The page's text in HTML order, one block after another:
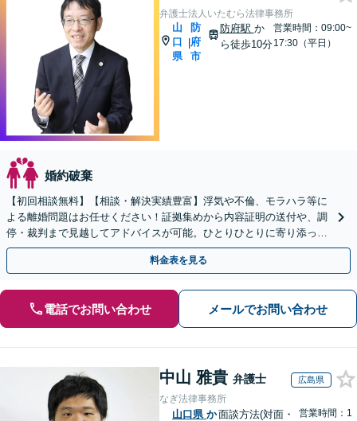
弁護士法人いたむら法律事務所
山
口
県
|
防
府
市
防府駅 か
ら徒歩10分
営業時間：09:00~
17:30（平日）
婚約破棄
【初回相談無料】【相談・解決実績豊富】浮気や不倫、モラハラ等に
よる離婚問題はお任せください！証拠集めから内容証明の送付や、調
停・裁判まで見越してアドバイスが可能。ひとりひとりに寄り添って
丁寧な対応を心掛けております。
料金表を見る
電話でお問い合わせ メールでお問い合わせ
中山 雅貴 弁護士 広島県
なぎ法律事務所
山口県 か面談方法(対面・
営業時間：1